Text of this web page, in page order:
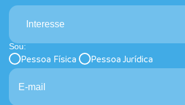
Interesse
Sou:
Pessoa Física Pessoa Jurídica